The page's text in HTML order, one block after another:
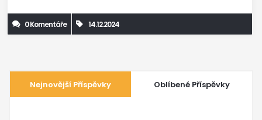
pro dosažení optimálních výsledků.
0 Komentáře 14.12.2024
Nejnovější Příspěvky Oblíbené Příspěvky